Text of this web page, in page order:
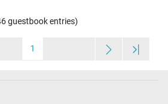
guestbook entries)
1